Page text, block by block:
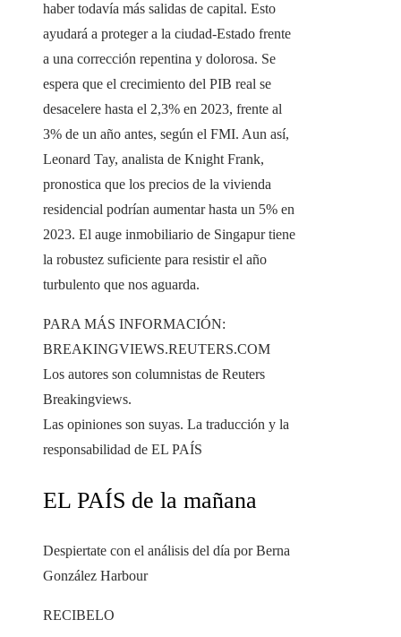
haber todavía más salidas de capital. Esto
ayudará a proteger a la ciudad-Estado frente
a una corrección repentina y dolorosa. Se
espera que el crecimiento del PIB real se
desacelere hasta el 2,3% en 2023, frente al
3% de un año antes, según el FMI. Aun así,
Leonard Tay, analista de Knight Frank,
pronostica que los precios de la vivienda
residencial podrían aumentar hasta un 5% en
2023. El auge inmobiliario de Singapur tiene
la robustez suficiente para resistir el año
turbulento que nos aguarda.
PARA MÁS INFORMACIÓN:
BREAKINGVIEWS.REUTERS.COM
Los autores son columnistas de Reuters
Breakingviews.
Las opiniones son suyas. La traducción y la
responsabilidad de EL PAÍS
EL PAÍS de la mañana
Despiertate con el análisis del día por Berna
González Harbour
RECIBELO